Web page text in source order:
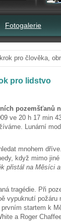
Fotogalerie
pro člověka,
pro lidstvo
pozemšťanů
ve 20 h 17 min
Lunární
mnohem
když mimo
přistál na Měsíci
tragédie. Při
vypuknutí
startem k
a Roger